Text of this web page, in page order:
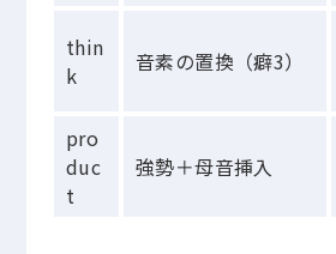
thin
k
音素の置換（癖3）
pro
duc
t
強勢＋母音挿入